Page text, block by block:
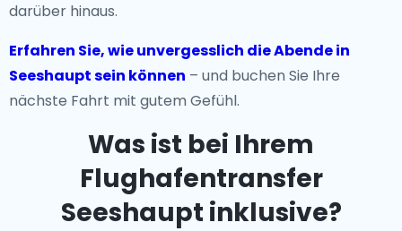
darüber hinaus.
Erfahren Sie, wie unvergesslich die Abende in
Seeshaupt sein können – und buchen Sie Ihre
nächste Fahrt mit gutem Gefühl.
Was ist bei Ihrem
Flughafentransfer
Seeshaupt inklusive?